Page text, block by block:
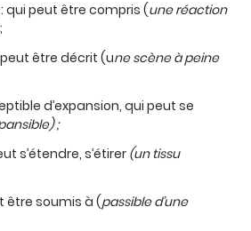
: qui peut être compris (une réaction
être décrit (une scène à peine
d’expansion, qui peut se
;
s’étendre, s’étirer (un tissu
être soumis à (passible d’une